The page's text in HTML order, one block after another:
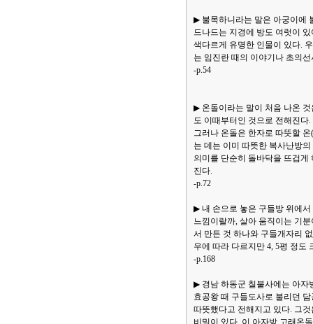
▶ 불목하니라는 말은 아궁이에
드나드는 지경에 방도 여럿이
색다르게 유명한 인물이 있다.
는 임진란 때의 이야기나 초의
-p.54
▶ 온돌이라는 말이 처음 나온
도 이때부터인 것으로 전해진
그러나 온돌은 한자로 따뜻할
는 데는 이미 따뜻한 복사난방
의미를 단순히 돌바닥을 뜨겁
진다.
-p.72
▶ 내 손으로 놓은 구들방 위에
느낌이랄까, 살아 움직이는 기
서 만든 것 하나와 구들개자리
우에 따라 다르지만 4, 5평 정도
-p.168
▶ 경남 하동군 칠불사에는 아자
효공왕 때 구들도사로 불리던
따뜻했다고 전해지고 있다. 그
비밀이 있다. 이 아자방 고래온